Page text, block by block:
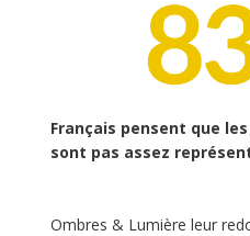
Français pensent que
sont pas assez
Ombres & Lumière leur